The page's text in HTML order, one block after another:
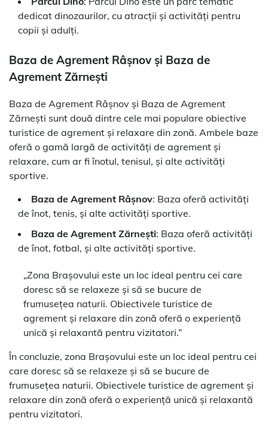
dedicat dinozaurilor, cu atracții și activități pentru
copii și adulți.
Baza de Agrement Râșnov și Baza de
Agrement Zărnești
Baza de Agrement Râșnov și Baza de Agrement
Zărnești sunt două dintre cele mai populare obiective
turistice de agrement și relaxare din zonă. Ambele baze
oferă o gamă largă de activități de agrement și
relaxare, cum ar fi înotul, tenisul, și alte activități
sportive.
Baza de Agrement Râșnov: Baza oferă activități
de înot, tenis, și alte activități sportive.
Baza de Agrement Zărnești: Baza oferă activități
de înot, fotbal, și alte activități sportive.
„Zona Brașovului este un loc ideal pentru cei care
doresc să se relaxeze și să se bucure de
frumusețea naturii. Obiectivele turistice de
agrement și relaxare din zonă oferă o experiență
unică și relaxantă pentru vizitatori.”
În concluzie, zona Brașovului este un loc ideal pentru cei
care doresc să se relaxeze și să se bucure de
frumusețea naturii. Obiectivele turistice de agrement și
relaxare din zonă oferă o experiență unică și relaxantă
pentru vizitatori.